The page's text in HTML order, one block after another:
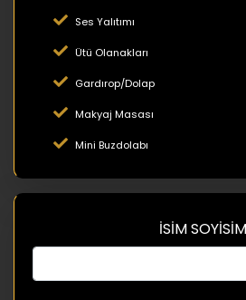
Ses Yalıtımı
Ütü Olanakları
Gardırop/Dolap
Makyaj Masası
Mini Buzdolabı
İSİM SOYİSİM